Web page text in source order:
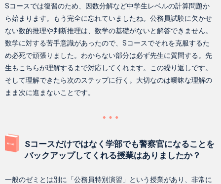
Sコースでは復習のため、因数分解など中学生レベルの計算問題か
ら始まります。もう完全に忘れていましたね。公務員試験に欠かせ
ない数的推理や判断推理は、数学の基礎がないと解答できません。
数学に対する苦手意識があったので、Sコースでそれを克服するた
め必死で頑張りました。わからない部分は必ず先生に質問する。先
生もこちらが理解するまで対応してくれます。この繰り返しです。
そして理解できたら次のステップに行く。大切なのは曖昧な理解の
まま次に進まないことです。
Sコースだけではなく学部でも警察官になることを
バックアップしてくれる授業はありましたか？
一般のゼミとは別に「公務員特別演習」という授業があり、非常に